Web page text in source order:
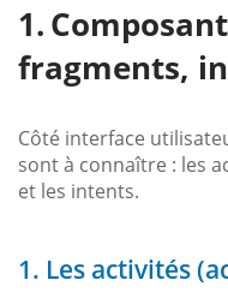
fragments,
Côté interface
sont à connaître : les
et les intents.
1. Les activités